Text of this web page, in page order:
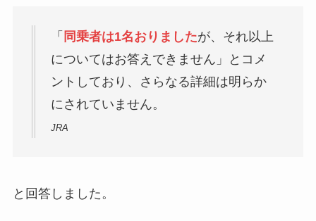
「 同乗者は1名おりましたが、それ以上
についてはお答えできません」とコメ
ントしており、さらなる詳細は明らか
にされていません。
JRA
と回答しました。